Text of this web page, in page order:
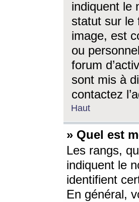
indiquent le
statut sur le
image, est
ou
forum
sont mis à
contactez
Haut
» Quel est
Les rangs,
indiquent le
identifient
En général,